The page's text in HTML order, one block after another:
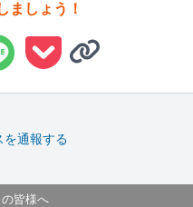
ましょう！
を通報する
皆様へ